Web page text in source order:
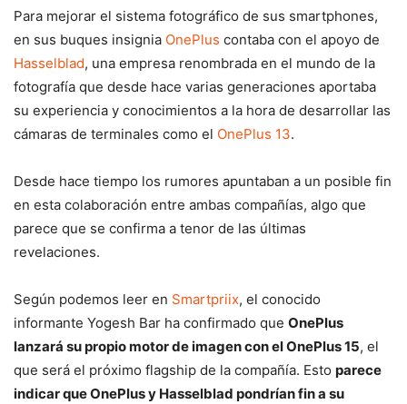
Para mejorar el sistema fotográfico de sus smartphones,
en sus buques insignia OnePlus contaba con el apoyo de
Hasselblad, una empresa renombrada en el mundo de la
fotografía que desde hace varias generaciones aportaba
su experiencia y conocimientos a la hora de desarrollar las
cámaras de terminales como el OnePlus 13.
Desde hace tiempo los rumores apuntaban a un posible fin
en esta colaboración entre ambas compañías, algo que
parece que se confirma a tenor de las últimas
revelaciones.
Según podemos leer en Smartpriix, el conocido
informante Yogesh Bar ha confirmado que OnePlus
lanzará su propio motor de imagen con el OnePlus 15, el
que será el próximo flagship de la compañía. Esto parece
indicar que OnePlus y Hasselblad pondrían fin a su